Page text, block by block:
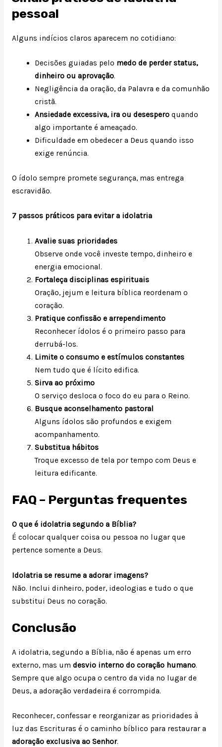
pessoal
Alguns indícios claros aparecem no cotidiano:
Decisões guiadas pelo medo de perder status,
dinheiro ou aprovação.
Negligência da oração, da Palavra e da comunhão
cristã.
Ansiedade excessiva, ira ou desespero quando
algo importante é ameaçado.
Dificuldade em obedecer a Deus quando isso
exige renúncia.
O ídolo sempre promete segurança, mas entrega
escravidão.
7 passos práticos para evitar a idolatria
Avalie suas prioridades
Observe onde você investe tempo, dinheiro e
energia emocional.
Fortaleça disciplinas espirituais
Oração, jejum e leitura bíblica reordenam o
coração.
Pratique confissão e arrependimento
Reconhecer ídolos é o primeiro passo para
derrubá-los.
Limite o consumo e estímulos constantes
Nem tudo que é lícito edifica.
Sirva ao próximo
O serviço desloca o foco do eu para o Reino.
Busque aconselhamento pastoral
Alguns ídolos são profundos e exigem
acompanhamento.
Substitua hábitos
Troque excesso de tela por tempo com Deus e
leitura edificante.
FAQ – Perguntas frequentes
O que é idolatria segundo a Bíblia?
É colocar qualquer coisa ou pessoa no lugar que
pertence somente a Deus.
Idolatria se resume a adorar imagens?
Não. Inclui dinheiro, poder, ideologias e tudo o que
substitui Deus no coração.
Conclusão
A idolatria, segundo a Bíblia, não é apenas um erro
externo, mas um desvio interno do coração humano.
Sempre que algo ocupa o centro da vida no lugar de
Deus, a adoração verdadeira é corrompida.
Reconhecer, confessar e reorganizar as prioridades à
luz das Escrituras é o caminho bíblico para restaurar a
adoração exclusiva ao Senhor.